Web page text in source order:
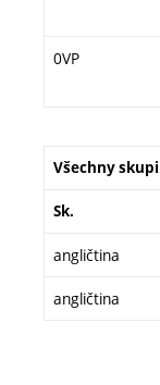
0VP
Všechny
Sk.
angličtina
angličtina